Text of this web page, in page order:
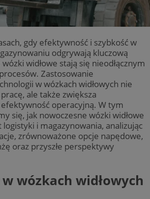
gdy efektywność i szybkość w
odgrywają kluczową
widłowe stają się nieodłącznym
Zastosowanie
w wózkach widłowych nie
ale także zwiększa
operacyjną. W tym
się, jak nowoczesne wózki widłowe
logistyki i magazynowania, analizując
zrównoważone opcje napędowe,
oraz przyszłe perspektywy
wózkach widłowych